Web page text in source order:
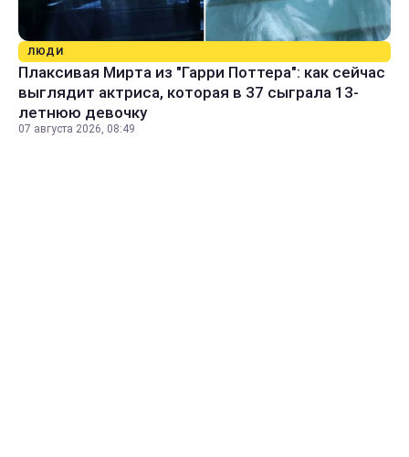
ЛЮДИ
Плаксивая Мирта из "Гарри Поттера": как сейчас
выглядит актриса, которая в 37 сыграла 13-
летнюю девочку
07 августа 2026, 08:49